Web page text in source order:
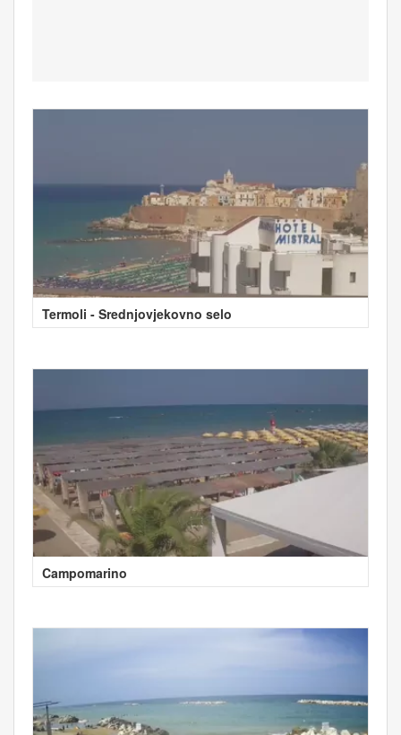
Termoli - Srednjovjekovno selo
Campomarino